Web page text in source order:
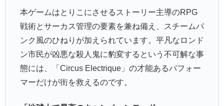
本ゲームはとりこにさせるストーリー主導のRPG
戦術とサーカス管理の要素を兼ね備え、スチームパ
ンク風のひねりが加えられています。平凡なロンド
ン市民が凶悪な殺人鬼に豹変するという不可解な事
態には、「Circus Electrique」の才能あるパフォー
マーだけが街を救えるのです。